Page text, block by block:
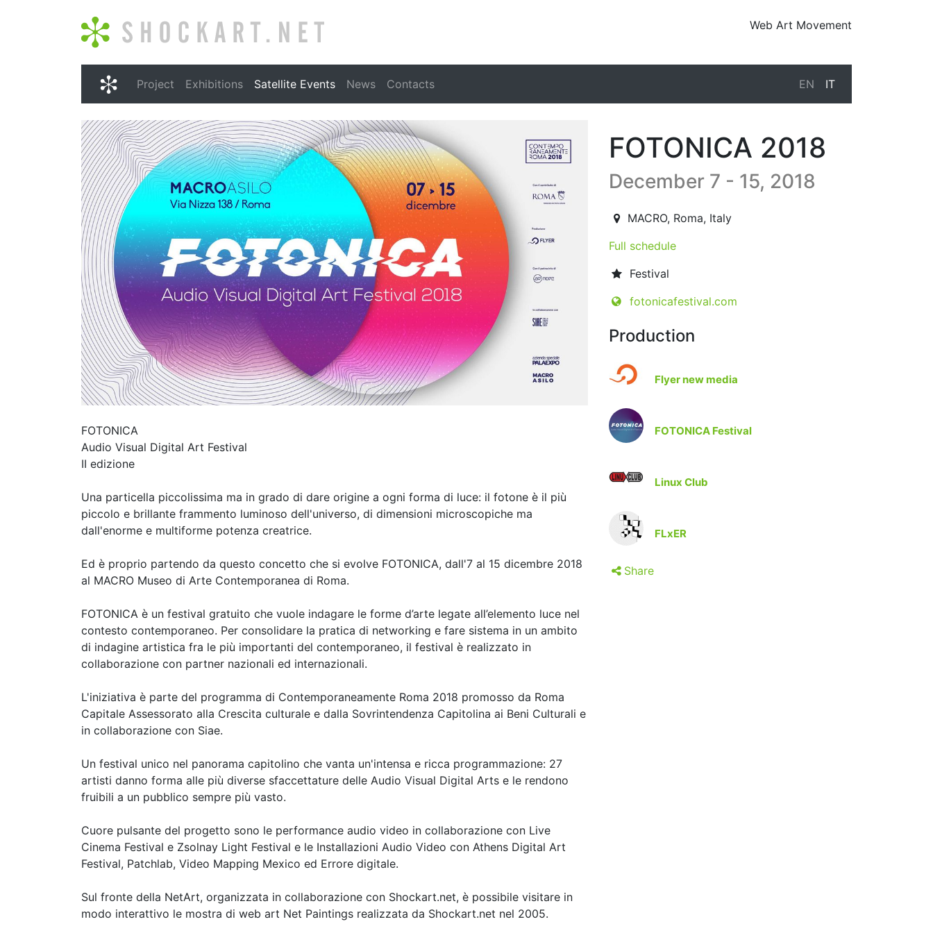
Web Art Movement
Shockart.net
Project Exhibitions Satellite Events News Contacts EN IT
FOTONICA
Audio Visual Digital Art Festival
II edizione
Una particella piccolissima ma in grado di dare origine a ogni forma di luce: il fotone è il più
piccolo e brillante frammento luminoso dell'universo, di dimensioni microscopiche ma
dall'enorme e multiforme potenza creatrice.
Ed è proprio partendo da questo concetto che si evolve FOTONICA, dall'7 al 15 dicembre 2018
al MACRO Museo di Arte Contemporanea di Roma.
FOTONICA è un festival gratuito che vuole indagare le forme d’arte legate all’elemento luce nel
contesto contemporaneo. Per consolidare la pratica di networking e fare sistema in un ambito
di indagine artistica fra le più importanti del contemporaneo, il festival è realizzato in
collaborazione con partner nazionali ed internazionali.
L'iniziativa è parte del programma di Contemporaneamente Roma 2018 promosso da Roma
Capitale Assessorato alla Crescita culturale e dalla Sovrintendenza Capitolina ai Beni Culturali e
in collaborazione con Siae.
Un festival unico nel panorama capitolino che vanta un'intensa e ricca programmazione: 27
artisti danno forma alle più diverse sfaccettature delle Audio Visual Digital Arts e le rendono
fruibili a un pubblico sempre più vasto.
Cuore pulsante del progetto sono le performance audio video in collaborazione con Live
Cinema Festival e Zsolnay Light Festival e le Installazioni Audio Video con Athens Digital Art
Festival, Patchlab, Video Mapping Mexico ed Errore digitale.
Sul fronte della NetArt, organizzata in collaborazione con Shockart.net, è possibile visitare in
modo interattivo le mostra di web art Net Paintings realizzata da Shockart.net nel 2005.
FOTONICA 2018
December 7 - 15, 2018
2018-12-07T09:00:00.000Z
MACRO, Roma, Italy
Full schedule
Festival
fotonicafestival.com
Production
Flyer new media
FOTONICA Festival
Linux Club
FLxER
Share